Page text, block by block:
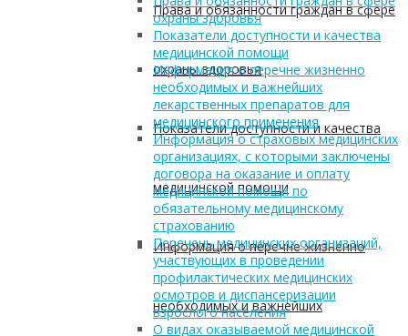
Права и обязанности граждан в сфере
охраны здоровья
Показатели доступности и качества
медицинской помощи
Информация о перечне жизненно
необходимых и важнейших
охраны здоровья
Показатели доступности и качества
медицинской помощи
Информация о перечне жизненно
необходимых и важнейших
лекарственных препаратов для
медицинского применения
Информация о страховых медицинских
организациях, с которыми заключены
договора на оказание и оплату
медицинской помощи по
обязательному медицинскому
страхованию
Перечень медицинских организаций,
участвующих в проведении
профилактических медицинских
осмотров и диспансеризации
взрослого населения
О видах оказываемой медицинской